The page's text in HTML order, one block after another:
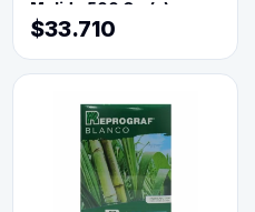
Molido 500 Grs(=)
$33.710